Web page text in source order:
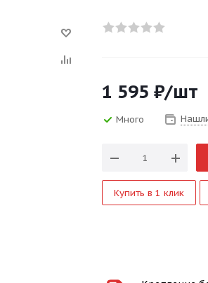
1 595 ₽/шт
Много
Купить в 1 клик